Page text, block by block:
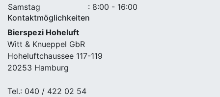
Samstag
: 8:00 - 16:00
Kontaktmöglichkeiten
Bierspezi Hoheluft
Witt & Knueppel GbR
Hoheluftchaussee 117-119
20253 Hamburg
Tel.: 040 / 422 02 54